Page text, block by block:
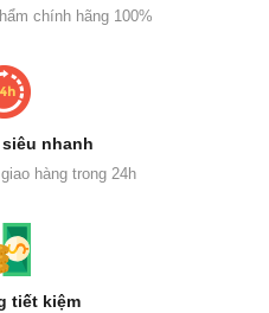
chính hãng 100%
nhanh
hàng trong 24h
tiết kiệm